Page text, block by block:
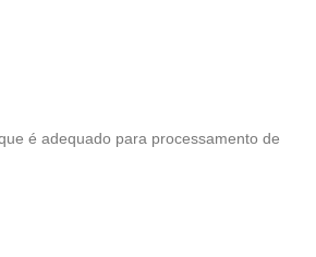
é adequado para processamento de